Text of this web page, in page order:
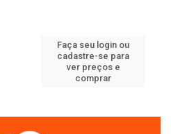
Faça seu login ou
cadastre-se para
ver preços e
comprar